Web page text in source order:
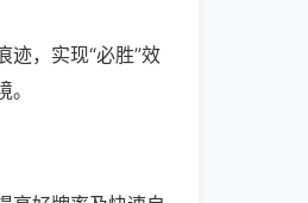
迹，实现“必胜”效